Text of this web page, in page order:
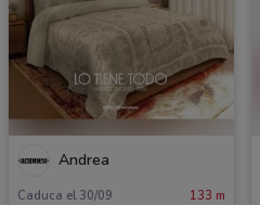
Andrea
Caduca el 30/09 133 m